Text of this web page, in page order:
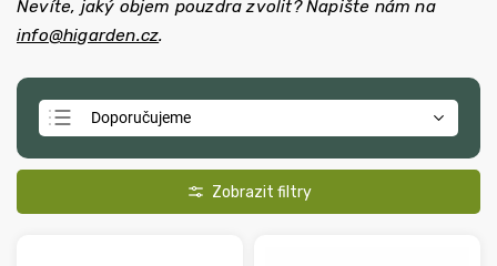
Nevíte, jaký objem pouzdra zvolit? Napište nám na
info@higarden.cz.
Doporučujeme
Nejlevnější